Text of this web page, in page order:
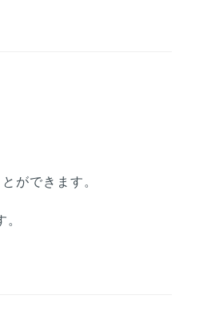
ができます。